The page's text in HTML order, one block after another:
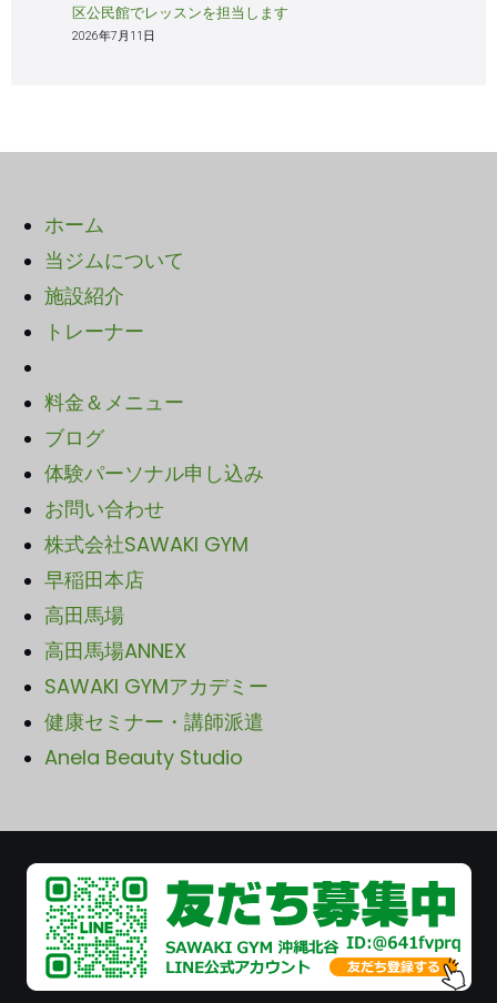
区公民館でレッスンを担当します
2026年7月11日
ホーム
当ジムについて
施設紹介
トレーナー
料金＆メニュー
ブログ
体験パーソナル申し込み
お問い合わせ
株式会社SAWAKI GYM
早稲田本店
高田馬場
高田馬場ANNEX
SAWAKI GYMアカデミー
健康セミナー・講師派遣
Anela Beauty Studio